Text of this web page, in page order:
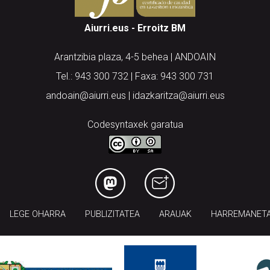
Aiurri.eus - Erroitz BM
Arantzibia plaza, 4-5 behea | ANDOAIN
Tel.: 943 300 732 | Faxa: 943 300 731
andoain@aiurri.eus | idazkaritza@aiurri.eus
Codesyntaxek garatua
LEGE OHARRA PUBLIZITATEA ARAUAK